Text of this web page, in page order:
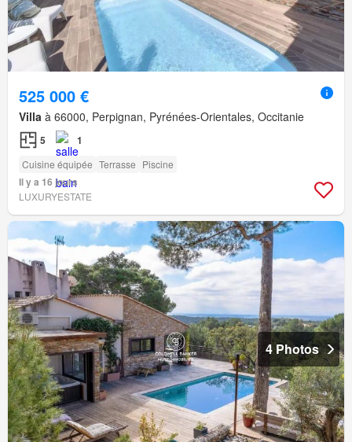
525 000 €
Villa à 66000, Perpignan, Pyrénées-Orientales, Occitanie
5 1
Cuisine équipée Terrasse Piscine
Il y a 16 jours
LUXURYESTATE
4 Photos